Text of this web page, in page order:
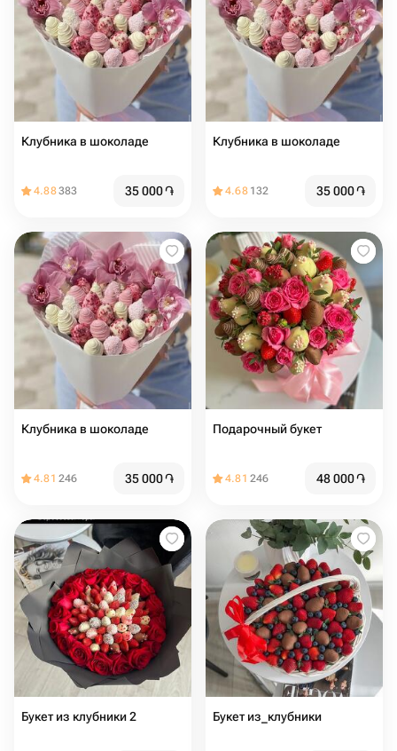
Клубника в шоколаде
4.88383 35 000֏
Клубника в шоколаде
4.68 132 35 000֏
Клубника в шоколаде
4.81 246 35 000֏
Подарочный букет
4.81 246 48 000֏
Букет из клубники 2 Букет из_клубники